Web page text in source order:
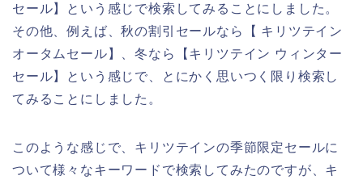
セール】という感じで検索してみることにしました。
その他、例えば、秋の割引セールなら【 キリツテイン
オータムセール】、冬なら【キリツテイン ウィンター
セール】という感じで、とにかく思いつく限り検索し
てみることにしました。
このような感じで、キリツテインの季節限定セールに
ついて様々なキーワードで検索してみたのですが、キ